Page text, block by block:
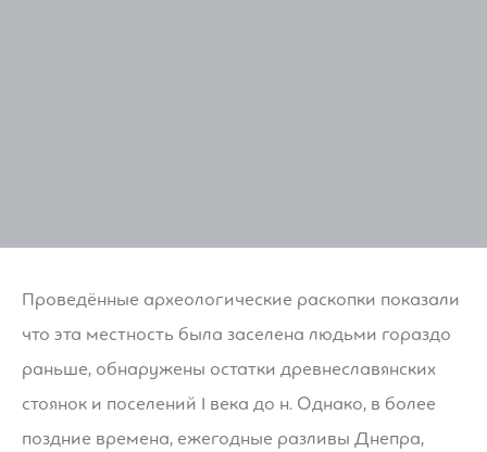
Проведённые археологические раскопки показали
что эта местность была заселена людьми гораздо
раньше, обнаружены остатки древнеславянских
стоянок и поселений I века до н. Однако, в более
поздние времена, ежегодные разливы Днепра,